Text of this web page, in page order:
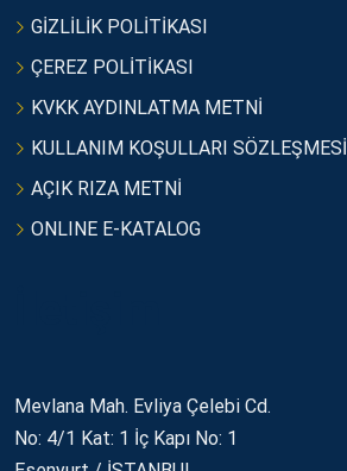
GİZLİLİK POLİTİKASI
ÇEREZ POLİTİKASI
KVKK AYDINLATMA METNİ
KULLANIM KOŞULLARI SÖZLEŞMESİ
AÇIK RIZA METNİ
ONLINE E-KATALOG
Mevlana Mah. Evliya Çelebi Cd.
No: 4/1 Kat: 1 İç Kapı No: 1